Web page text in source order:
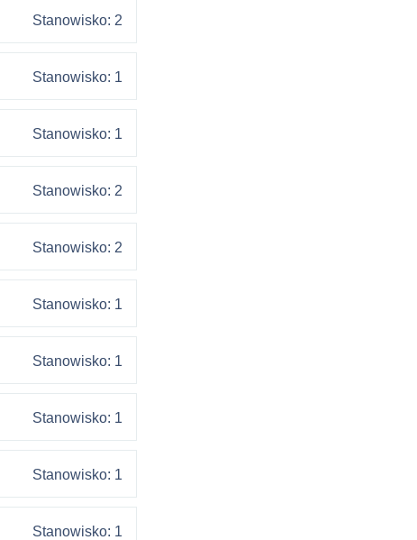
Stanowisko: 2
Stanowisko: 1
Stanowisko: 1
Stanowisko: 2
Stanowisko: 2
Stanowisko: 1
Stanowisko: 1
Stanowisko: 1
Stanowisko: 1
Stanowisko: 1